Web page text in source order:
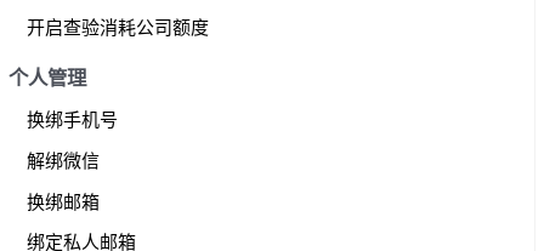
开启查验消耗公司额度
个人管理
换绑手机号
解绑微信
换绑邮箱
绑定私人邮箱